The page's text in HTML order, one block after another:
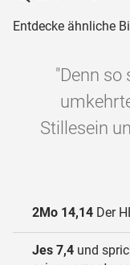
Entdecke ähnliche
"Denn so
Stillesein
2Mo 14,14 Der
Jes 7,4 und